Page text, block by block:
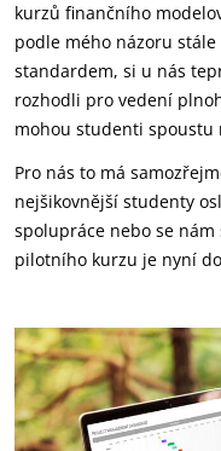
kurzů finančního
podle mého názoru
standardem, si u nás
rozhodli pro vedení
mohou studenti spoustu
Pro nás to má
nejšikovnější studenty
spolupráce nebo se
pilotního kurzu je nyní